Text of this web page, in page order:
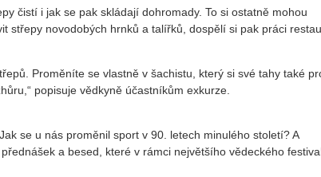
čistí i jak se pak skládají dohromady. To si ostatně mohou
střepy novodobých hrnků a talířků, dospělí si pak práci
Proměníte se vlastně v šachistu, který si své tahy také
popisuje vědkyně účastníkům exkurze.
se u nás proměnil sport v 90. letech minulého století? A
a besed, které v rámci největšího vědeckého